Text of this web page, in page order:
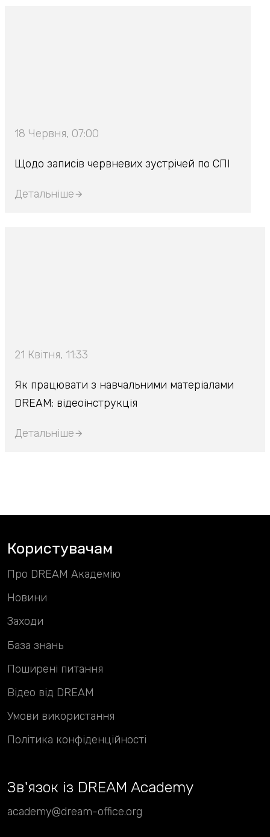
18 Червня, 07:00
Щодо записів червневих зустрічей по СПІ
Детальніше
21 Квітня, 11:33
Як працювати з навчальними матеріалами
DREAM: відеоінструкція
Детальніше
Користувачам
Про DREAM Академію
Новини
Умови використання
Політика конфіденційності
Заходи
База знань
Поширені питання
Відео від DREAM
academy@dream-office.org
Зв'язок із DREAM Academy